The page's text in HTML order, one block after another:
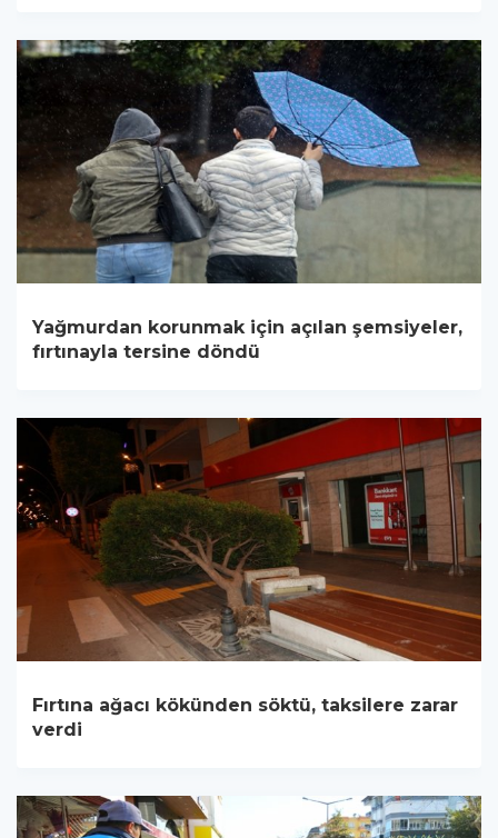
Yağmurdan korunmak için açılan şemsiyeler,
fırtınayla tersine döndü
Fırtına ağacı kökünden söktü, taksilere zarar
verdi